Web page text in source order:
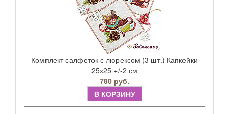
Комплект салфеток с люрексом (3 шт.) Капкейки
25х25 +/-2 см
780 руб.
В КОРЗИНУ